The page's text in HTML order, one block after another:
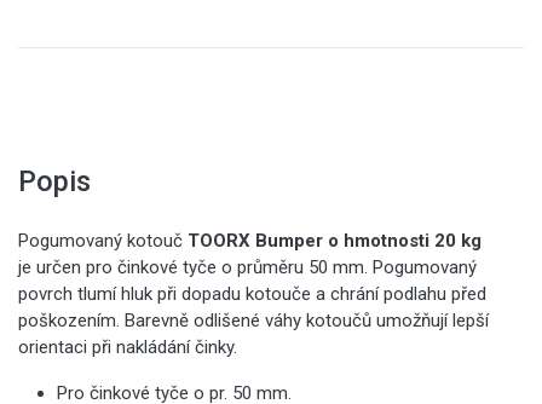
Popis
Pogumovaný kotouč TOORX Bumper o hmotnosti 20 kg
je určen pro činkové tyče o průměru 50 mm. Pogumovaný
povrch tlumí hluk při dopadu kotouče a chrání podlahu před
poškozením. Barevně odlišené váhy kotoučů umožňují lepší
orientaci při nakládání činky.
Pro činkové tyče o pr. 50 mm.